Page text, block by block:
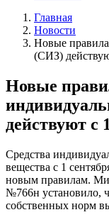
Главная
Новости
Новые
(СИЗ)
Новые
действуют с
Средства
вещества с 1
новым правилам.
№766н установило,
собственных норм